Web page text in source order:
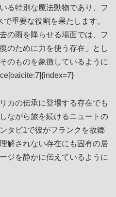
る特別な魔法動物であり、フ
重要な役割を果たします。
の雨を降らせる場面では、フ
のために力を使う存在」とし
のものを象徴しているように
カの伝承に登場する存在でも
ながら旅を続けるニュートの
タビ1で彼がフランクを故郷
解されない存在にも固有の居
ジを静かに伝えているように